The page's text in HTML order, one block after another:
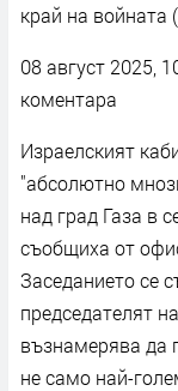
край на
08 август 2025,
коментара
Израелският
"абсолютно
над град Газа в
съобщиха от
Заседанието се
председателят
възнамерява да
не само най-